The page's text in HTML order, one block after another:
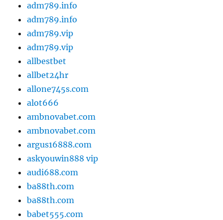
adm789.info
adm789.info
adm789.vip
adm789.vip
allbestbet
allbet24hr
allone745s.com
alot666
ambnovabet.com
ambnovabet.com
argus16888.com
askyouwin888 vip
audi688.com
ba88th.com
ba88th.com
babet555.com